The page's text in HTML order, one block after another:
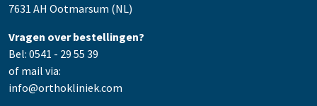
7631 AH Ootmarsum (NL)
Vragen over bestellingen?
Bel: 0541 - 29 55 39
of mail via:
info@orthokliniek.com